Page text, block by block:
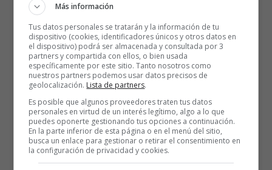
con el resultado final:
En un cuenco grande, mezcla todos los ingredientes
secos: la harina con levadura, el azúcar, la fruta mixta
seca, los Weetabix desmenuzados y las especias
mixtas. Asegúrate de que todos los ingredientes estén
bien integrados. 🥣
Vierte la leche y el huevo batido en el cuenco con los
ingredientes secos. Mezcla vigorosamente hasta
obtener una masa grumosa y homogénea. No te
preocupes si ves algunos grumos, ¡eso le dará un
Más información
Tus datos personales se tratarán y la información de tu
dispositivo (cookies, identificadores únicos y otros datos en
el dispositivo) podrá ser almacenada y consultada por 3
partners y compartida con ellos, o bien usada
específicamente por este sitio. Tanto nosotros como
nuestros partners podemos usar datos precisos de
geolocalización. Lista de partners.
Es posible que algunos proveedores traten tus datos
personales en virtud de un interés legítimo, algo a lo que
puedes oponerte gestionando tus opciones a continuación.
En la parte inferior de esta página o en el menú del sitio,
busca un enlace para gestionar o retirar el consentimiento en
la configuración de privacidad y cookies.